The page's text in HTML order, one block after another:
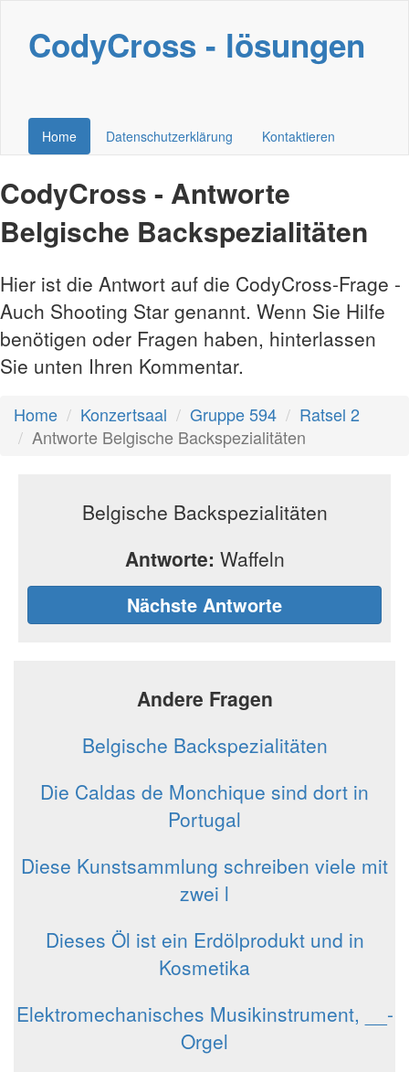
CodyCross - lösungen
Home Datenschutzerklärung Kontaktieren
CodyCross - Antworte
Belgische Backspezialitäten
Hier ist die Antwort auf die CodyCross-Frage -
Auch Shooting Star genannt. Wenn Sie Hilfe
benötigen oder Fragen haben, hinterlassen
Sie unten Ihren Kommentar.
Home Konzertsaal Gruppe 594
Ratsel 2
Antworte Belgische Backspezialitäten
Belgische Backspezialitäten
Antworte: Waffeln
Nächste Antworte
Andere Fragen
Belgische Backspezialitäten
Die Caldas de Monchique sind dort in
Portugal
Diese Kunstsammlung schreiben viele mit
zwei l
Dieses Öl ist ein Erdölprodukt und in
Kosmetika
Elektromechanisches Musikinstrument, __-
Orgel